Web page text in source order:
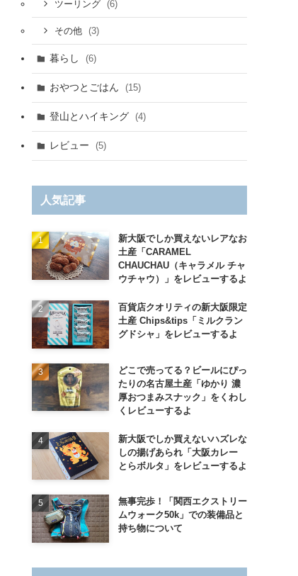
ツーリング (6)
その他 (3)
暮らし (6)
おやつとごはん (15)
登山とハイキング (4)
レビュー (5)
人気記事
新大阪でしか買えないレアなお
土産「CARAMEL
CHAUCHAU（キャラメル チャ
ウチャウ）」をレビューするよ
百貨店クオリティの新大阪限定
土産 Chips&tips「ミルクラン
グドシャ」をレビューするよ
どこで売ってる？ビールにぴっ
たりの名古屋土産「ゆかり 濃
厚おつまみスナック」をくわし
くレビューするよ
新大阪でしか買えないハズレな
しの揚げあられ「大阪カレー
とらボルタ」をレビューするよ
無事完歩！「関西エクストリー
ムウォーク50k」での装備品と
持ち物について